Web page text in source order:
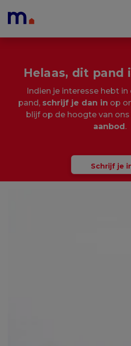
Helaas, dit pand
Indien je interesse hebt
pand, schrijf je dan in op
blijf op de hoogte van ons
aanbod.
Schrijf je